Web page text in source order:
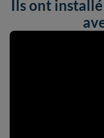
Ils ont